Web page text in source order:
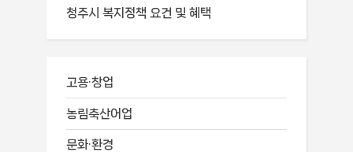
청주시 복지정책 요건 및 혜택
고용·창업
농림축산어업
문화·환경